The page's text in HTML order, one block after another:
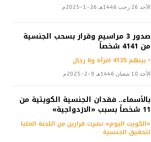
الأحد 26 رجب 1446هـ 26-1-2025م
صدور 3 مراسيم وقرار بسحب الجنسية
من 4141 شخصاً
• بينهم 4135 امرأة و6 رجال
الأحد 10 شعبان 1446هـ 9-2-2025م
بالأسماء.. فقدان الجنسية الكويتية من
11 شخصاً بسبب «الازدواجية»
«الكويت اليوم» نشرت قرارين من اللجنة العليا
لتحقيق الجنسية